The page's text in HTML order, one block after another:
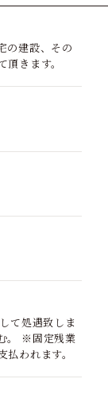
建設、 その
きます。
て処遇致しま
。 ※固定残業
われます。